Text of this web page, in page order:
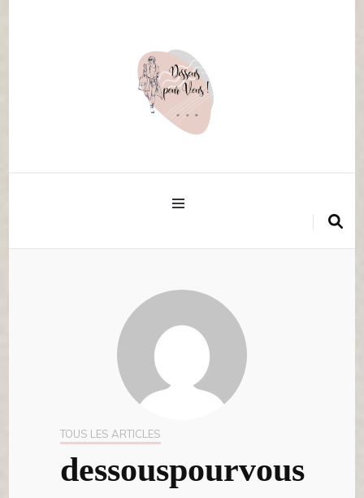
Dessouspourvous
TOUS LES ARTICLES
dessouspourvous